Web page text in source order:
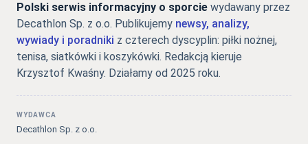
Polski serwis informacyjny o sporcie wydawany przez
Decathlon Sp. z o.o. Publikujemy newsy, analizy,
wywiady i poradniki z czterech dyscyplin: piłki nożnej,
tenisa, siatkówki i koszykówki. Redakcją kieruje
Krzysztof Kwaśny. Działamy od 2025 roku.
WYDAWCA
Decathlon Sp. z o.o.